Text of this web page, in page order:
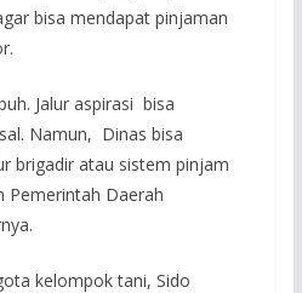
bisa mendapat pinjaman
Jalur aspirasi bisa
Namun, Dinas bisa
brigadir atau sistem pinjam
Pemerintah Daerah
kelompok tani, Sido